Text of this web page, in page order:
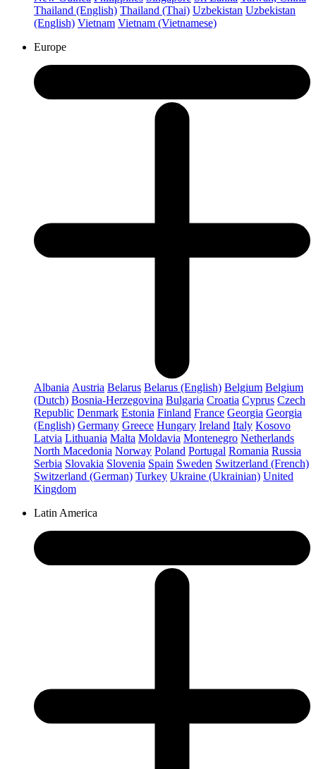
Thailand (English) Thailand (Thai) Uzbekistan Uzbekistan
(English) Vietnam Vietnam (Vietnamese)
Europe
Albania Austria Belarus Belarus (English) Belgium Belgium
(Dutch) Bosnia-Herzegovina Bulgaria Croatia Cyprus Czech
Republic Denmark Estonia Finland France Georgia Georgia
(English) Germany Greece Hungary Ireland Italy Kosovo
Latvia Lithuania Malta Moldavia Montenegro Netherlands
North Macedonia Norway Poland Portugal Romania Russia
Serbia Slovakia Slovenia Spain Sweden Switzerland (French)
Switzerland (German) Turkey Ukraine (Ukrainian) United
Kingdom
Latin America